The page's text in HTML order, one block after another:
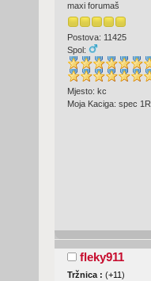
maxi forumaš
Postova: 11425
Spol:
Mjesto: kc
Moja Kaciga: spec 1R
fleky911
Tržnica : (+11)